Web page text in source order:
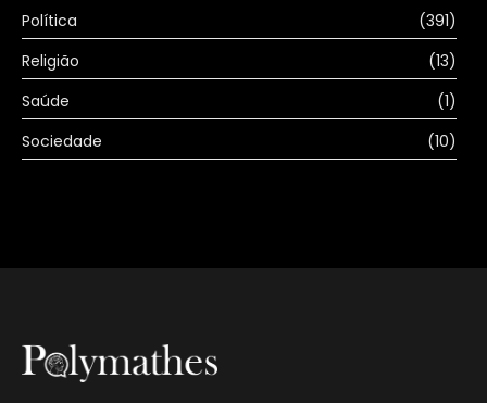
Política
(391)
Religião
(13)
Saúde
(1)
Sociedade
(10)